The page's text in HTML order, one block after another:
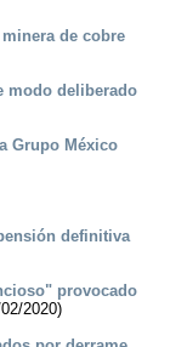
de cobre
modo deliberado
Grupo México
definitiva
provocado
2020)